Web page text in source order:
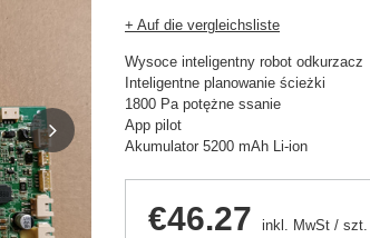
+ Auf die vergleichsliste
Wysoce inteligentny robot odkurzacz
Inteligentne planowanie ścieżki
1800 Pa potężne ssanie
App pilot
Akumulator 5200 mAh Li-ion
€46.27 inkl. MwSt / szt.